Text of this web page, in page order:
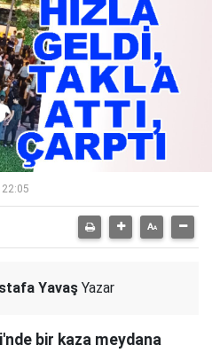
Yavaş Yazar
bir kaza meydana